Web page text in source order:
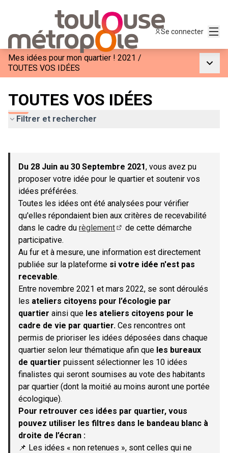
Se connecter
Mes idées pour mon quartier ! 2021 /
TOUTES VOS IDÉES
TOUTES VOS IDÉES
Filtrer et rechercher
−
Du 28 Juin au 30 Septembre 2021, vous avez pu
proposer votre idée pour le quartier et soutenir vos
idées préférées.
Toutes les idées ont été analysées pour vérifier
qu'elles répondaient bien aux critères de recevabilité
dans le cadre du règlement
de cette démarche
participative.
Au fur et à mesure, une information est directement
publiée sur la plateforme si votre idée n'est pas
recevable.
Entre novembre 2021 et mars 2022, se sont déroulés
les ateliers citoyens pour l’écologie par
quartier ainsi que les ateliers citoyens pour le
cadre de vie par quartier. Ces rencontres ont
permis de prioriser les idées déposées dans chaque
quartier selon leur thématique afin que les bureaux
de quartier puissent sélectionner les 10 idées
finalistes qui seront soumises au vote des habitants
par quartier (dont la moitié au moins auront une portée
écologique).
Pour retrouver ces idées par quartier, vous
pouvez utiliser les filtres dans le bandeau blanc à
droite de l’écran :
📌 Les idées « non retenues », sont celles qui ne